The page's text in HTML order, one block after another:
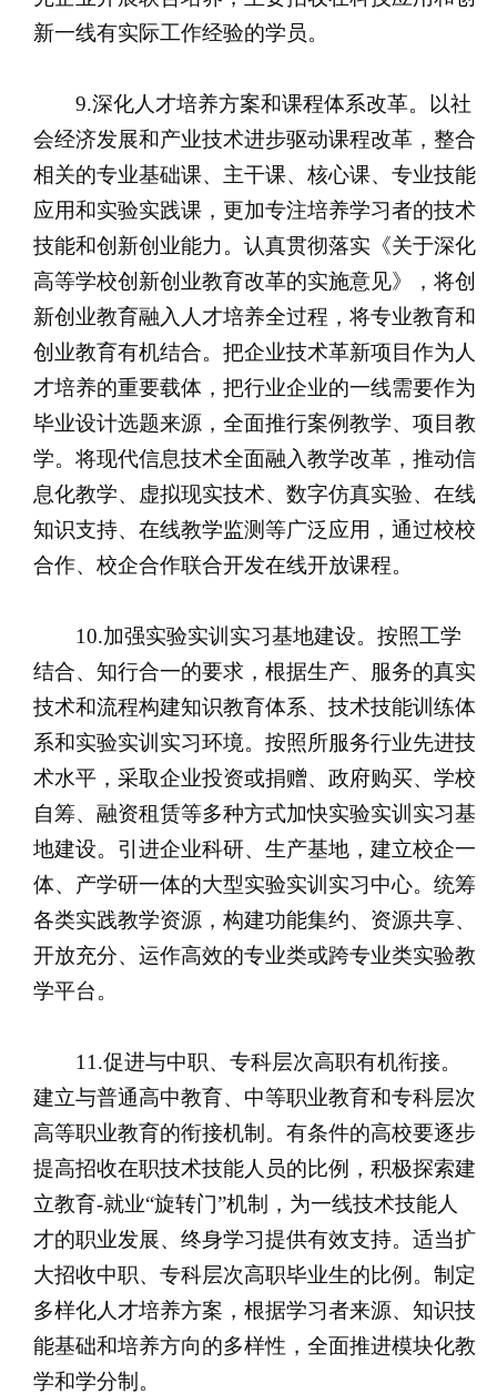
新一线有实际工作经验的学员。
9.深化人才培养方案和课程体系改革。以社
会经济发展和产业技术进步驱动课程改革，整合
相关的专业基础课、主干课、核心课、专业技能
应用和实验实践课，更加专注培养学习者的技术
技能和创新创业能力。认真贯彻落实《关于深化
高等学校创新创业教育改革的实施意见》，将创
新创业教育融入人才培养全过程，将专业教育和
创业教育有机结合。把企业技术革新项目作为人
才培养的重要载体，把行业企业的一线需要作为
毕业设计选题来源，全面推行案例教学、项目教
学。将现代信息技术全面融入教学改革，推动信
息化教学、虚拟现实技术、数字仿真实验、在线
知识支持、在线教学监测等广泛应用，通过校校
合作、校企合作联合开发在线开放课程。
10.加强实验实训实习基地建设。按照工学
结合、知行合一的要求，根据生产、服务的真实
技术和流程构建知识教育体系、技术技能训练体
系和实验实训实习环境。按照所服务行业先进技
术水平，采取企业投资或捐赠、政府购买、学校
自筹、融资租赁等多种方式加快实验实训实习基
地建设。引进企业科研、生产基地，建立校企一
体、产学研一体的大型实验实训实习中心。统筹
各类实践教学资源，构建功能集约、资源共享、
开放充分、运作高效的专业类或跨专业类实验教
学平台。
11.促进与中职、专科层次高职有机衔接。
建立与普通高中教育、中等职业教育和专科层次
高等职业教育的衔接机制。有条件的高校要逐步
提高招收在职技术技能人员的比例，积极探索建
立教育-就业“旋转门”机制，为一线技术技能人
才的职业发展、终身学习提供有效支持。适当扩
大招收中职、专科层次高职毕业生的比例。制定
多样化人才培养方案，根据学习者来源、知识技
能基础和培养方向的多样性，全面推进模块化教
学和学分制。